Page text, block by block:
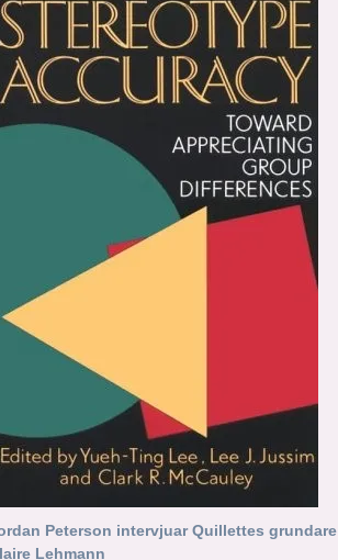
Peterson intervjuar Quillettes grundare
Lehmann